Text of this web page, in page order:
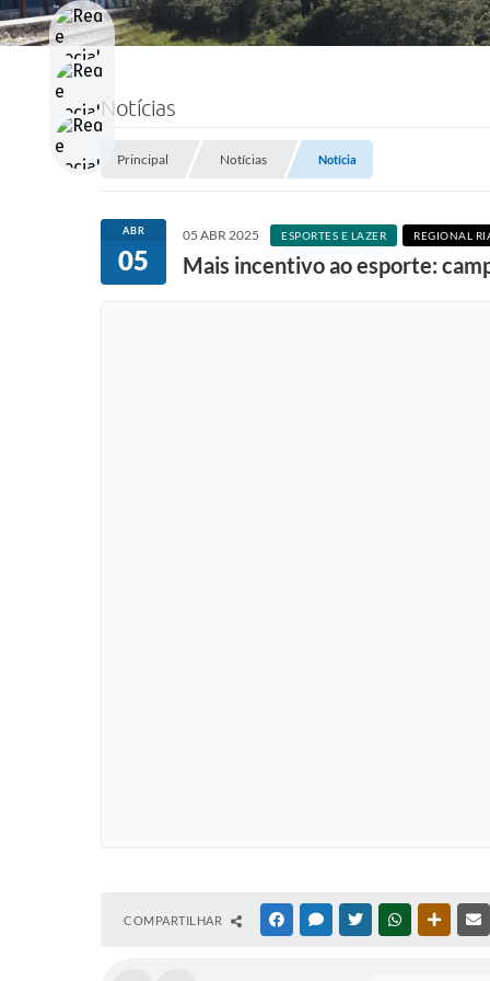
Notícias
Principal Notícias Notícia
ABR
05
05 ABR 2025 ESPORTES E LAZER REGIONAL
Mais incentivo ao esporte:
COMPARTILHAR FACEBOOKMESSENGER
TWITTERWHATSAPP